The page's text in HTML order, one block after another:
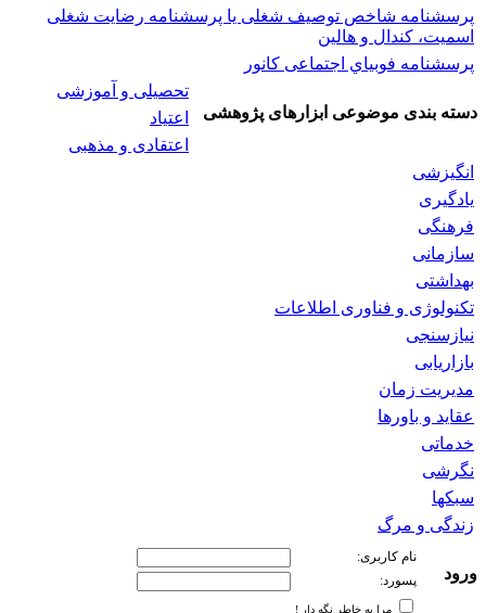
پرسشنامه شاخص توصیف شغلی یا پرسشنامه رضایت شغلی
اسميت، كندال و هالين
پرسشنامه فوبياي اجتماعی کانور
دسته بندی موضوعی ابزارهای پژوهشی
تحصیلی و آموزشی
اعتیاد
اعتقادی و مذهبی
انگیزشی
یادگیری
فرهنگی
سازمانی
بهداشتی
تکنولوژی و فناوری اطلاعات
نیازسنجی
بازاریابی
مدیریت زمان
عقاید و باورها
خدماتی
نگرشی
سبکها
زندگی و مرگ
ورود
نام کاربری:
پسورد:
مرا به خاطر نگه دار !